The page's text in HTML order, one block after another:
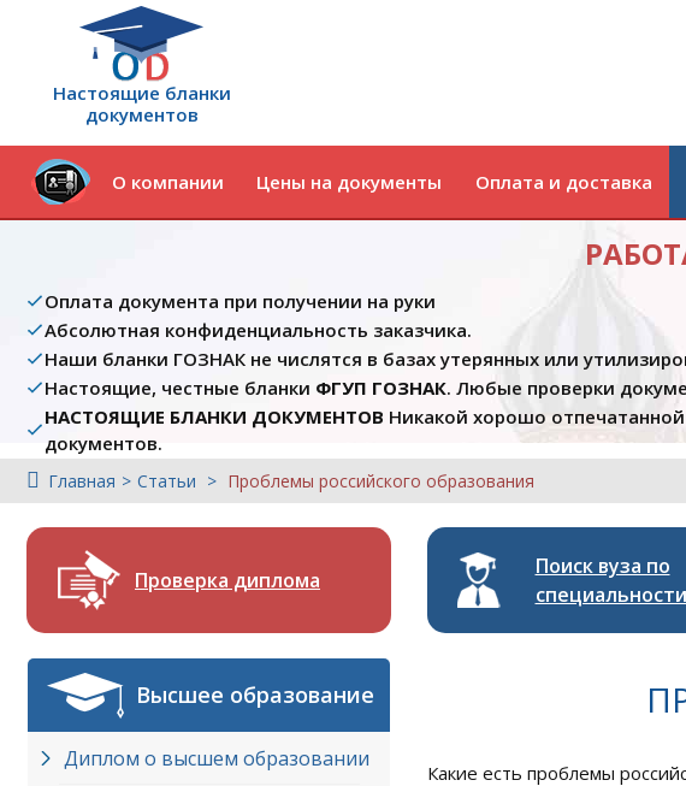
Настоящие бланки
документов
О компании Цены на документы Оплата и доставка
Оплата документа при получении на руки
Абсолютная конфиденциальность заказчика.
Наши бланки ГОЗНАК не числятся в базах утерянных или
Настоящие, честные бланки ФГУП ГОЗНАК. Любые проверки
НАСТОЯЩИЕ БЛАНКИ ДОКУМЕНТОВ Никакой хорошо
документов.
Главная Статьи Проблемы российского образования
Проверка диплома
Поиск вуза по
специальности
Высшее образование
Диплом о высшем образовании
Какие есть проблемы